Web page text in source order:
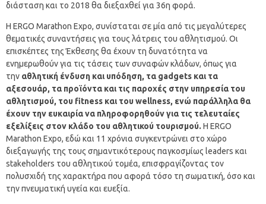
διάσταση και το 2018 θα διεξαχθεί για 36η φορά.
Η ERGO Marathon Expo, συνίσταται σε μία από τις μεγαλύτερες
θεματικές συναντήσεις για τους λάτρεις του αθλητισμού. Οι
επισκέπτες της Έκθεσης θα έχουν τη δυνατότητα να
ενημερωθούν για τις τάσεις των συναφών κλάδων, όπως για
την αθλητική ένδυση και υπόδηση, τα gadgets και τα
αξεσουάρ, τα προϊόντα και τις παροχές στην υπηρεσία του
αθλητισμού, του fitness και του wellness, ενώ παράλληλα θα
έχουν την ευκαιρία να πληροφορηθούν για τις τελευταίες
εξελίξεις στον κλάδο του αθλητικού τουρισμού. Η ERGO
Marathon Expo, εδώ και 11 χρόνια συγκεντρώνει στο χώρο
διεξαγωγής της τους σημαντικότερους παγκοσμίως leaders και
stakeholders του αθλητικού τομέα, επισφραγίζοντας τον
πολυσχιδή της χαρακτήρα που αφορά τόσο τη σωματική, όσο και
την πνευματική υγεία και ευεξία.